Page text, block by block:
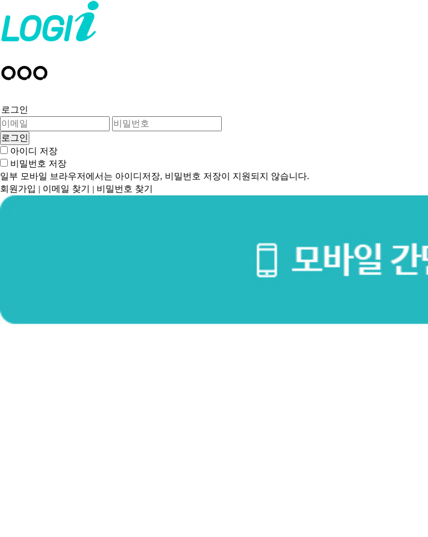
로그인
아이디 저장
비밀번호 저장
일부 모바일 브라우저에서는 아이디저장, 비밀번호 저장이 지원되지 않습니다.
회원가입 | 이메일 찾기 | 비밀번호 찾기